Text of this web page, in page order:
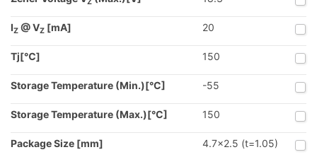
IZ @ VZ [mA] 20
Tj[℃] 150
Storage Temperature (Min.)[°C] -55
Storage Temperature (Max.)[°C] 150
Package Size [mm] 4.7x2.5 (t=1.05)